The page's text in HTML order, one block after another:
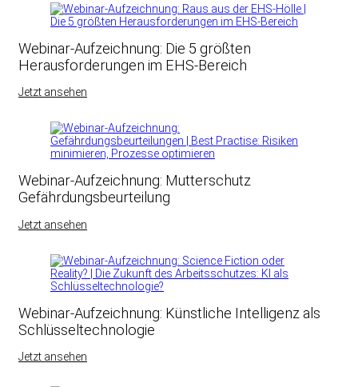
Webinar-Aufzeichnung: Die 5 größten
Herausforderungen im EHS-Bereich
Jetzt ansehen
Webinar-Aufzeichnung: Mutterschutz
Gefährdungsbeurteilung
Jetzt ansehen
Webinar-Aufzeichnung: Künstliche Intelligenz als
Schlüsseltechnologie
Jetzt ansehen